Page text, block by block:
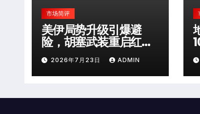
市场简评
美伊局势升级引爆避
险，胡塞武装重启红海
袭击
2026年7月23日 ADMIN